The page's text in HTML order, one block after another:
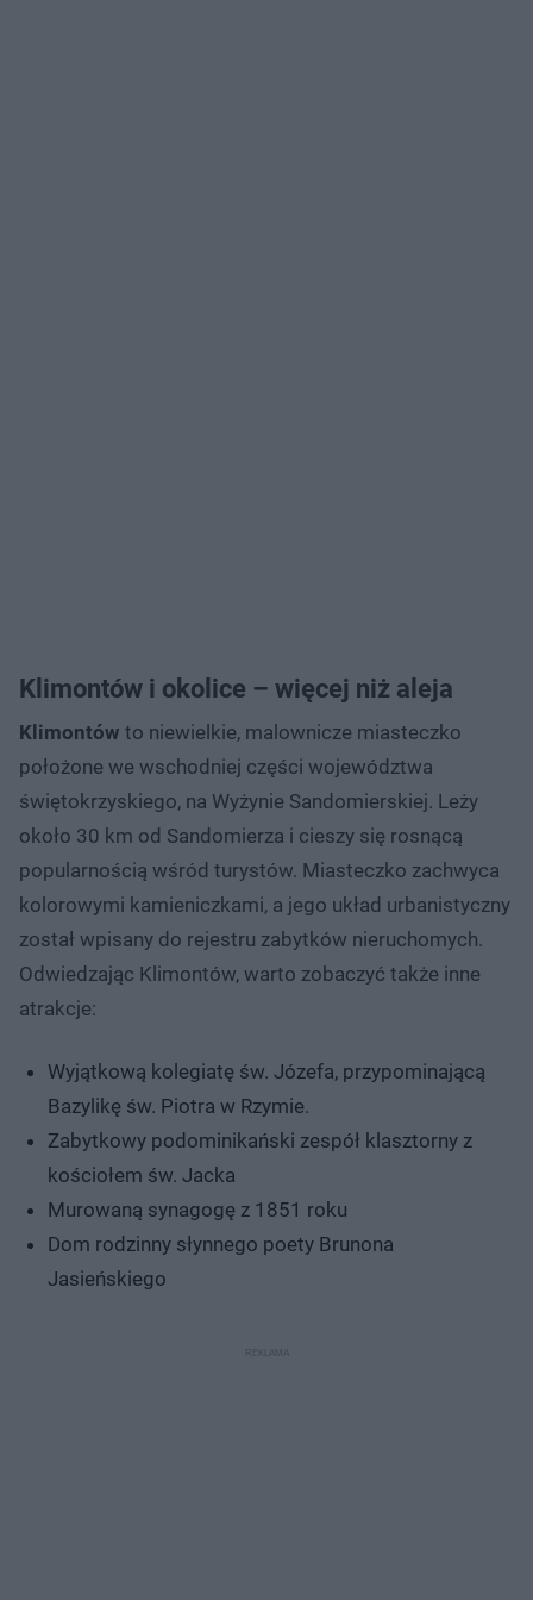
Klimontów i okolice – więcej niż aleja
Klimontów to niewielkie, malownicze miasteczko
położone we wschodniej części województwa
świętokrzyskiego, na Wyżynie Sandomierskiej. Leży
około 30 km od Sandomierza i cieszy się rosnącą
popularnością wśród turystów. Miasteczko zachwyca
kolorowymi kamieniczkami, a jego układ urbanistyczny
został wpisany do rejestru zabytków nieruchomych.
Odwiedzając Klimontów, warto zobaczyć także inne
atrakcje:
Wyjątkową kolegiatę św. Józefa, przypominającą
Bazylikę św. Piotra w Rzymie.
Zabytkowy podominikański zespół klasztorny z
kościołem św. Jacka
Murowaną synagogę z 1851 roku
Dom rodzinny słynnego poety Brunona
Jasieńskiego